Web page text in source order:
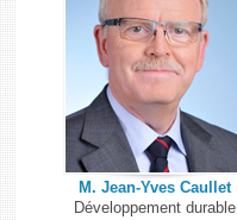
M. Jean-Yves Caullet
Développement durable